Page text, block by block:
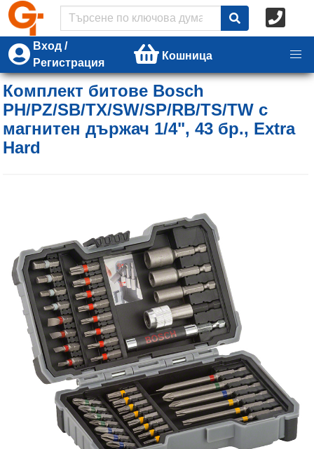
Вход /
Регистрация
Кошница
Комплект битове Bosch
PH/PZ/SB/TX/SW/SP/RB/TS/TW с
магнитен държач 1/4", 43 бр., Extra
Hard